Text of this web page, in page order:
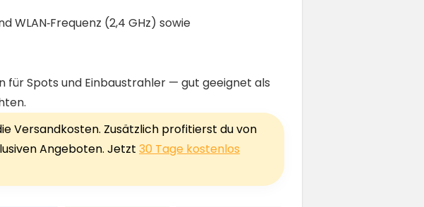
(2,4 GHz) sowie
für Spots und Einbaustrahler — gut geeignet als
Versandkosten. Zusätzlich profitierst du von
Angeboten. Jetzt 30 Tage kostenlos